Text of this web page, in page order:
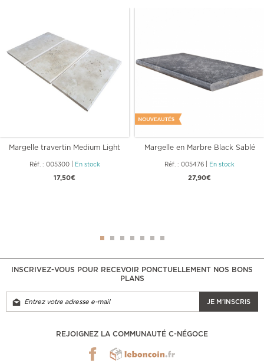
Margelle travertin Medium Light
Réf. : 005300| En stock
17,50€
Margelle en Marbre Black Sablé
Réf. : 005476 En stock
27,90€
INSCRIVEZ-VOUS POUR RECEVOIR PONCTUELLEMENT NOS BONS
PLANS
JE M'INSCRIS
REJOIGNEZ LA COMMUNAUTÉ C-NÉGOCE